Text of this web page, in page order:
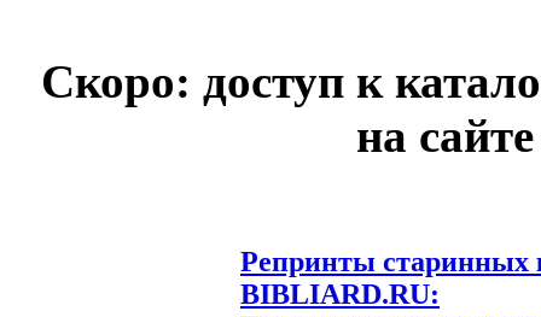
Скоро: доступ к
на
Репринты старинных
BIBLIARD.RU: